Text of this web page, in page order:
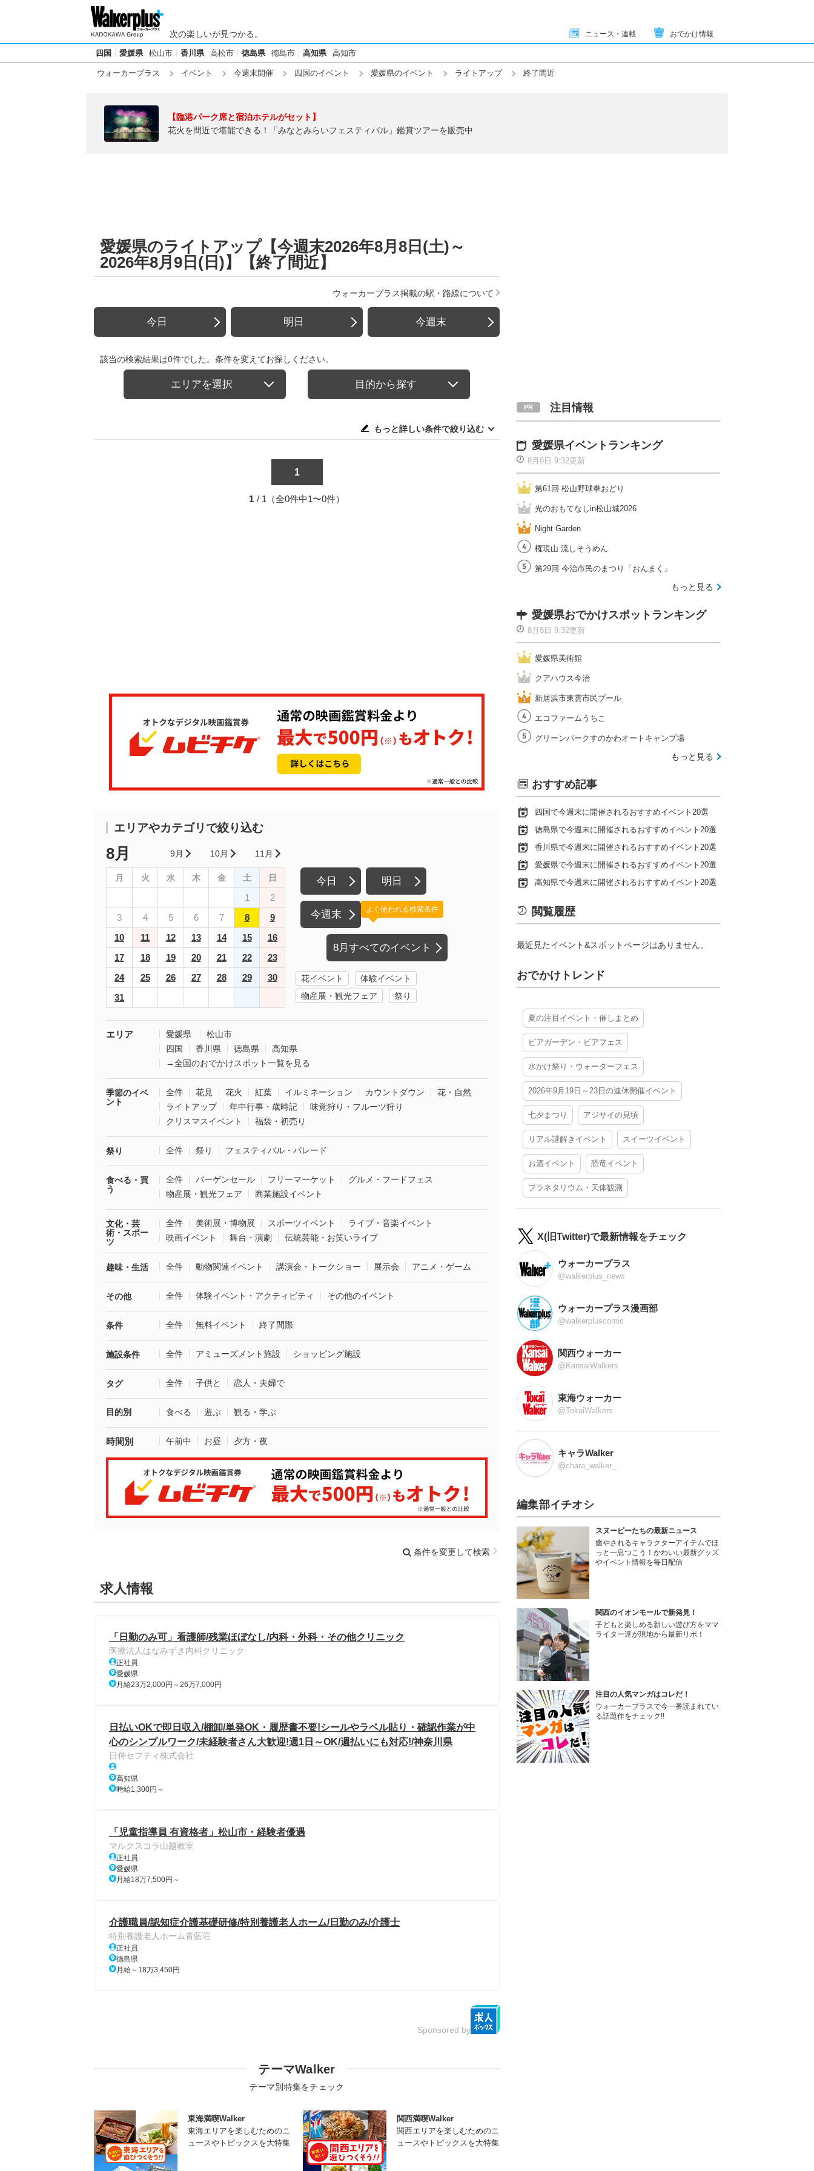
次の楽しいが見つかる。 ニュース・連載 おでかけ情報
四国 愛媛県 松山市 香川県 高松市 徳島県 徳島市 高知県 高知市
ウォーカープラス イベント 今週末開催 四国のイベント 愛媛県のイベント ライトアップ 終了間近
【臨港パーク席と宿泊ホテルがセット】
花火を間近で堪能できる！「みなとみらいフェスティバル」鑑賞ツアーを販売中
愛媛県のライトアップ【今週末2026年8月8日(土)～
2026年8月9日(日)】【終了間近】
ウォーカープラス掲載の駅・路線について
今日 明日 今週末
該当の検索結果は0件でした。条件を変えてお探しください。
エリアを選択 目的から探す
もっと詳しい条件で絞り込む
1
1 / 1（全0件中1〜0件）
エリアやカテゴリで絞り込む
8月 9月 10月 11月
月 火 水 木 金 土 日
1
2
3
4 5 6 7 8
9
10
11 12 13 14 15
16
17
18 19 20 21 22
23
24
25 26 27 28 29
30
31
今日 明日
今週末
8月すべてのイベント
よく使われる検索条件
花イベント
体験イベント
物産展・観光フェア
祭り
エリア 愛媛県
松山市
四国
香川県 徳島県
高知県
→全国のおでかけスポット一覧を見る
季節のイベ
ント
全件 花見 花火 紅葉 イルミネーション カウントダウン
花・自然
ライトアップ
年中行事・歳時記
味覚狩り・フルーツ狩り
クリスマスイベント
福袋・初売り
祭り 全件 祭り フェスティバル・パレード
食べる・買
う
全件 バーゲンセール フリーマーケット
グルメ・フードフェス
物産展・観光フェア
商業施設イベント
文化・芸
術・スポー
ツ
全件 美術展・博物展 スポーツイベント
ライブ・音楽イベント
映画イベント
舞台・演劇 伝統芸能・お笑いライブ
趣味・生活 全件 動物関連イベント 講演会・トークショー 展示会 アニメ・ゲーム
その他 全件 体験イベント・アクティビティ その他のイベント
条件 全件 無料イベント 終了間際
施設条件 全件 アミューズメント施設 ショッピング施設
タグ 全件 子供と 恋人・夫婦で
目的別 食べる 遊ぶ 観る・学ぶ
時間別 午前中 お昼 夕方・夜
条件を変更して検索
求人情報
「日勤のみ可」看護師/残業ほぼなし/内科・外科・その他クリニック
医療法人はなみずき内科クリニック
正社員
愛媛県
月給23万2,000円～26万7,000円
日払いOKで即日収入/棚卸/単発OK・履歴書不要!シールやラベル貼り・確認作業が中
心のシンプルワーク/未経験者さん大歓迎!週1日～OK/週払いにも対応!/神奈川県
日伸セフティ株式会社
高知県
時給1,300円～
「児童指導員 有資格者」松山市・経験者優遇
マルクスコラ山越教室
正社員
愛媛県
月給18万7,500円～
介護職員/認知症介護基礎研修/特別養護老人ホーム/日勤のみ/介護士
特別養護老人ホーム青藍荘
正社員
徳島県
月給～18万3,450円
Sponsored by
テーマWalker
テーマ別特集をチェック
東海満喫Walker
東海エリアを楽しむためのニ
ュースやトピックスを大特集
関西満喫Walker
関西エリアを楽しむためのニ
ュースやトピックスを大特集
注目情報
愛媛県イベントランキング
8月8日 9:32更新
第61回 松山野球拳おどり
光のおもてなしin松山城2026
Night Garden
権現山 流しそうめん
第29回 今治市民のまつり「おんまく」
もっと見る
愛媛県おでかけスポットランキング
8月8日 9:32更新
愛媛県美術館
クアハウス今治
新居浜市東雲市民プール
エコファームうちこ
グリーンパークすのかわオートキャンプ場
もっと見る
おすすめ記事
四国で今週末に開催されるおすすめイベント20選
徳島県で今週末に開催されるおすすめイベント20選
香川県で今週末に開催されるおすすめイベント20選
愛媛県で今週末に開催されるおすすめイベント20選
高知県で今週末に開催されるおすすめイベント20選
閲覧履歴
最近見たイベント&スポットページはありません。
おでかけトレンド
夏の注目イベント・催しまとめ
ビアガーデン・ビアフェス
水かけ祭り・ウォーターフェス
2026年9月19日～23日の連休開催イベント
七夕まつり アジサイの見頃
リアル謎解きイベント スイーツイベント
お酒イベント 恐竜イベント
プラネタリウム・天体観測
X(旧Twitter)で最新情報をチェック
ウォーカープラス
@walkerplus_news
ウォーカープラス漫画部
@walkerpluscomic
関西ウォーカー
@KansaiWalkers
東海ウォーカー
@TokaiWalkers
キャラWalker
@chara_walker_
編集部イチオシ
スヌーピーたちの最新ニュース
癒やされるキャラクターアイテムでほ
っと一息つこう！かわいい最新グッズ
やイベント情報を毎日配信
関西のイオンモールで新発見！
子どもと楽しめる新しい遊び方をママ
ライター達が現地から最新リポ！
注目の人気マンガはコレだ！
ウォーカープラスで今一番読まれてい
る話題作をチェック!!